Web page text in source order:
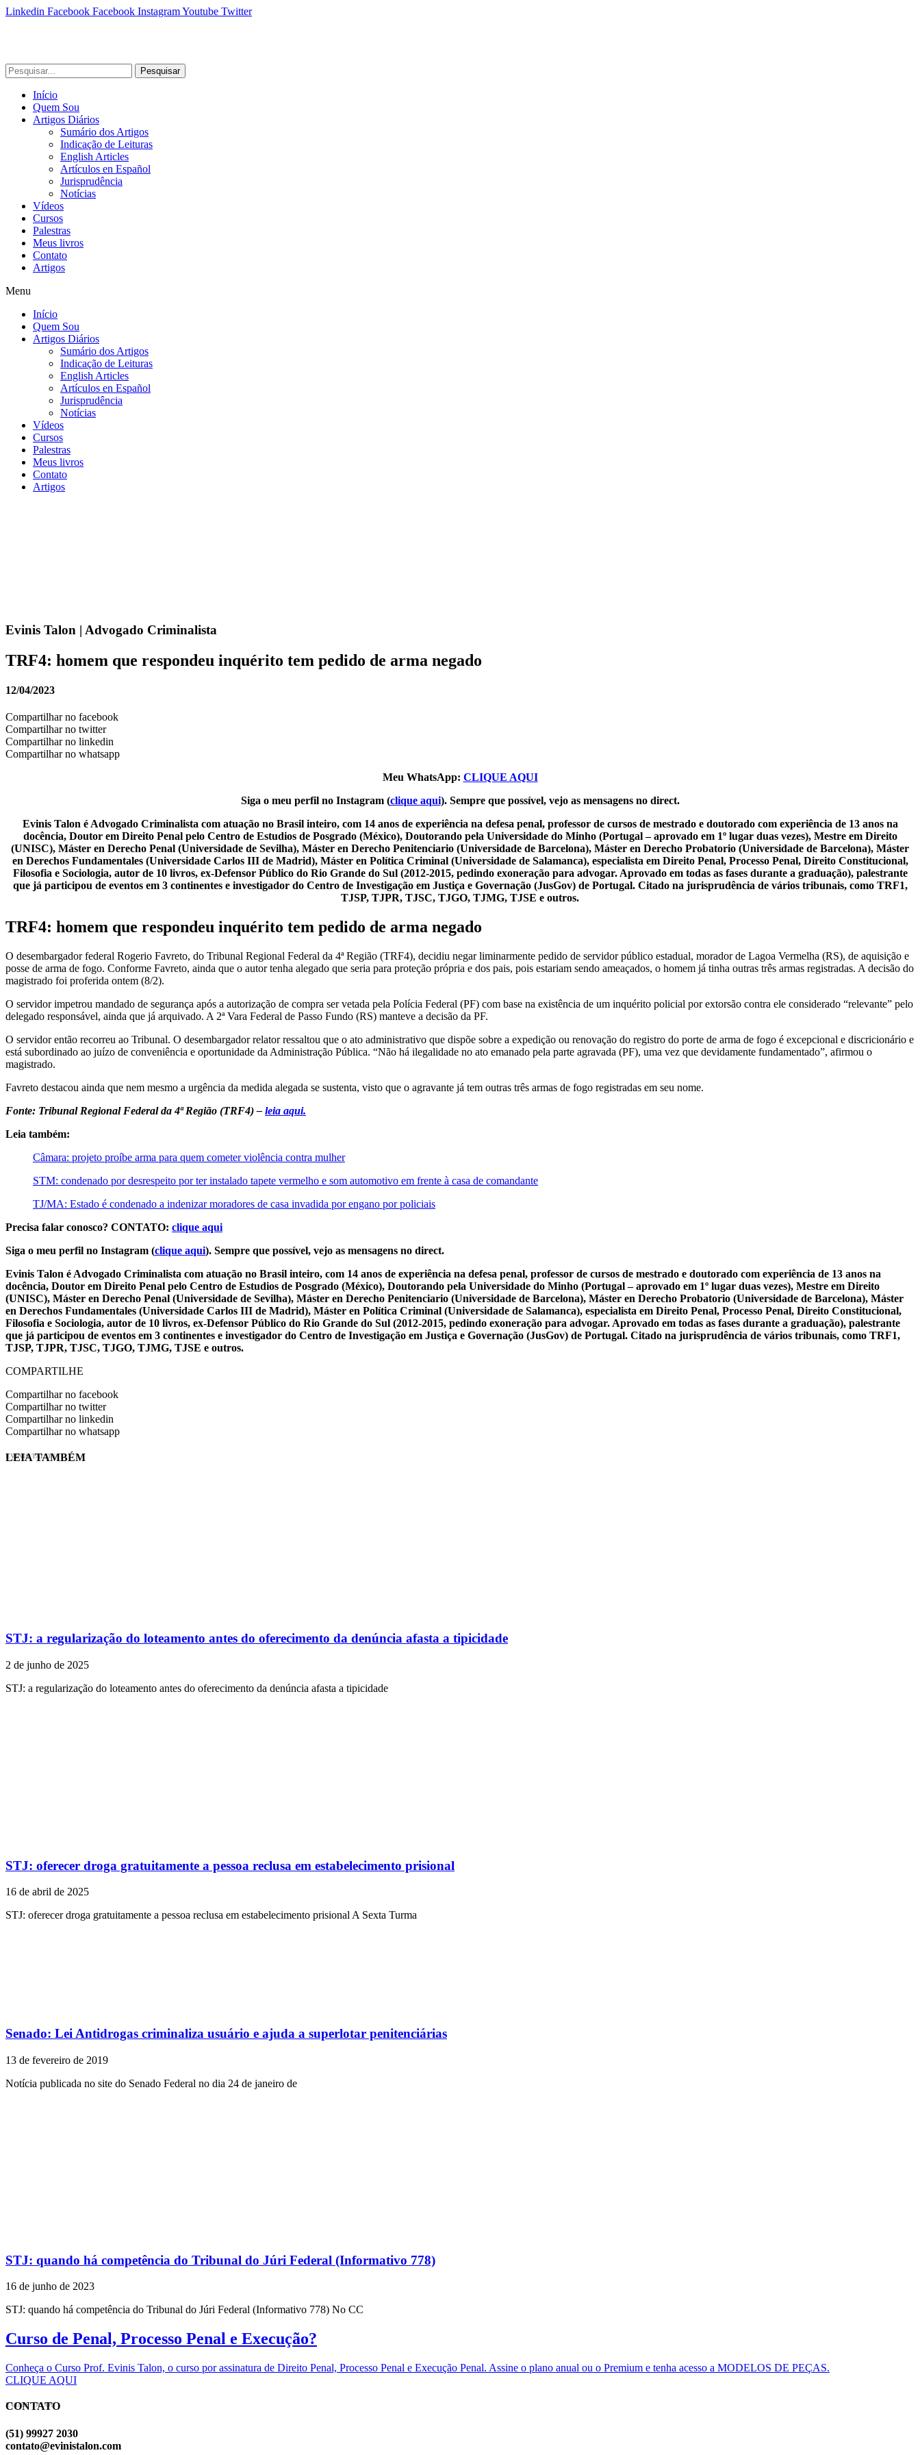
Linkedin Facebook Facebook InstagramYoutube Twitter
Pesquisar
Início
Quem Sou
Artigos Diários
Sumário dos Artigos
Indicação de Leituras
English Articles
Artículos en Español
Jurisprudência
Notícias
Vídeos
Cursos
Palestras
Meus livros
Contato
Artigos
Menu
Início
Quem Sou
Artigos Diários
Sumário dos Artigos
Indicação de Leituras
English Articles
Artículos en Español
Jurisprudência
Notícias
Vídeos
Cursos
Palestras
Meus livros
Contato
Artigos
Evinis Talon | Advogado Criminalista
TRF4: homem que respondeu inquérito tem pedido de arma negado
12/04/2023
Compartilhar no facebook
Compartilhar no twitter
Compartilhar no linkedin
Compartilhar no whatsapp
Meu WhatsApp: CLIQUE AQUI
Siga o meu perfil no Instagram (clique aqui). Sempre que possível, vejo as mensagens no direct.
Evinis Talon é Advogado Criminalista com atuação no Brasil inteiro, com 14 anos de experiência na defesa penal, professor de cursos de mestrado e doutorado com experiência de 13 anos na
docência, Doutor em Direito Penal pelo Centro de Estudios de Posgrado (México), Doutorando pela Universidade do Minho (Portugal – aprovado em 1º lugar duas vezes), Mestre em Direito
(UNISC), Máster en Derecho Penal (Universidade de Sevilha), Máster en Derecho Penitenciario (Universidade de Barcelona), Máster en Derecho Probatorio (Universidade de Barcelona), Máster
en Derechos Fundamentales (Universidade Carlos III de Madrid), Máster en Política Criminal (Universidade de Salamanca), especialista em Direito Penal, Processo Penal, Direito Constitucional,
Filosofia e Sociologia, autor de 10 livros, ex-Defensor Público do Rio Grande do Sul (2012-2015, pedindo exoneração para advogar. Aprovado em todas as fases durante a graduação), palestrante
que já participou de eventos em 3 continentes e investigador do Centro de Investigação em Justiça e Governação (JusGov) de Portugal. Citado na jurisprudência de vários tribunais, como TRF1,
TJSP, TJPR, TJSC, TJGO, TJMG, TJSE e outros.
TRF4: homem que respondeu inquérito tem pedido de arma negado
O desembargador federal Rogerio Favreto, do Tribunal Regional Federal da 4ª Região (TRF4), decidiu negar liminarmente pedido de servidor público estadual, morador de Lagoa Vermelha (RS), de aquisição e
posse de arma de fogo. Conforme Favreto, ainda que o autor tenha alegado que seria para proteção própria e dos pais, pois estariam sendo ameaçados, o homem já tinha outras três armas registradas. A decisão do
magistrado foi proferida ontem (8/2).
O servidor impetrou mandado de segurança após a autorização de compra ser vetada pela Polícia Federal (PF) com base na existência de um inquérito policial por extorsão contra ele considerado “relevante” pelo
delegado responsável, ainda que já arquivado. A 2ª Vara Federal de Passo Fundo (RS) manteve a decisão da PF.
O servidor então recorreu ao Tribunal. O desembargador relator ressaltou que o ato administrativo que dispõe sobre a expedição ou renovação do registro do porte de arma de fogo é excepcional e discricionário e
está subordinado ao juízo de conveniência e oportunidade da Administração Pública. “Não há ilegalidade no ato emanado pela parte agravada (PF), uma vez que devidamente fundamentado”, afirmou o
magistrado.
Favreto destacou ainda que nem mesmo a urgência da medida alegada se sustenta, visto que o agravante já tem outras três armas de fogo registradas em seu nome.
Fonte: Tribunal Regional Federal da 4ª Região (TRF4) – leia aqui.
Leia também:
Câmara: projeto proíbe arma para quem cometer violência contra mulher
STM: condenado por desrespeito por ter instalado tapete vermelho e som automotivo em frente à casa de comandante
TJ/MA: Estado é condenado a indenizar moradores de casa invadida por engano por policiais
Precisa falar conosco? CONTATO: clique aqui
Siga o meu perfil no Instagram (clique aqui). Sempre que possível, vejo as mensagens no direct.
Evinis Talon é Advogado Criminalista com atuação no Brasil inteiro, com 14 anos de experiência na defesa penal, professor de cursos de mestrado e doutorado com experiência de 13 anos na
docência, Doutor em Direito Penal pelo Centro de Estudios de Posgrado (México), Doutorando pela Universidade do Minho (Portugal – aprovado em 1º lugar duas vezes), Mestre em Direito
(UNISC), Máster en Derecho Penal (Universidade de Sevilha), Máster en Derecho Penitenciario (Universidade de Barcelona), Máster en Derecho Probatorio (Universidade de Barcelona), Máster
en Derechos Fundamentales (Universidade Carlos III de Madrid), Máster en Política Criminal (Universidade de Salamanca), especialista em Direito Penal, Processo Penal, Direito Constitucional,
Filosofia e Sociologia, autor de 10 livros, ex-Defensor Público do Rio Grande do Sul (2012-2015, pedindo exoneração para advogar. Aprovado em todas as fases durante a graduação), palestrante
que já participou de eventos em 3 continentes e investigador do Centro de Investigação em Justiça e Governação (JusGov) de Portugal. Citado na jurisprudência de vários tribunais, como TRF1,
TJSP, TJPR, TJSC, TJGO, TJMG, TJSE e outros.
COMPARTILHE
Compartilhar no facebook
Compartilhar no twitter
Compartilhar no linkedin
Compartilhar no whatsapp
EVINIS TALON
LEIA TAMBÉM
STJ: a regularização do loteamento antes do oferecimento da denúncia afasta a tipicidade
2 de junho de 2025
STJ: a regularização do loteamento antes do oferecimento da denúncia afasta a tipicidade
STJ: oferecer droga gratuitamente a pessoa reclusa em estabelecimento prisional
16 de abril de 2025
STJ: oferecer droga gratuitamente a pessoa reclusa em estabelecimento prisional A Sexta Turma
Senado: Lei Antidrogas criminaliza usuário e ajuda a superlotar penitenciárias
13 de fevereiro de 2019
Notícia publicada no site do Senado Federal no dia 24 de janeiro de
STJ: quando há competência do Tribunal do Júri Federal (Informativo 778)
16 de junho de 2023
STJ: quando há competência do Tribunal do Júri Federal (Informativo 778) No CC
Curso de Penal, Processo Penal e Execução?
Conheça o Curso Prof. Evinis Talon, o curso por assinatura de Direito Penal, Processo Penal e Execução Penal. Assine o plano anual ou o Premium e tenha acesso a MODELOS DE PEÇAS.
CLIQUE AQUI
EVINIS TALON
CONTATO
(51) 99927 2030
contato@evinistalon.com